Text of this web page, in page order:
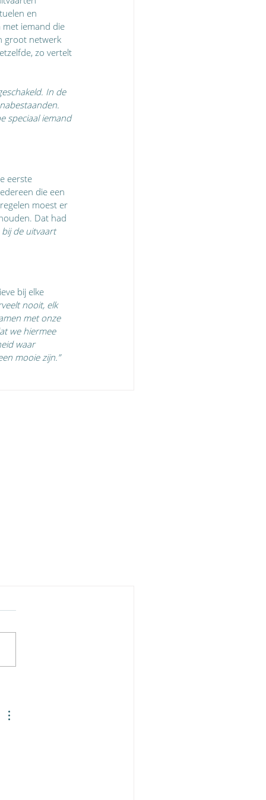
en
iemand die
groot netwerk
zo vertelt
In de
speciaal iemand
eerste
die een
moest er
Dat had
bij de uitvaart
bij elke
nooit, elk
met onze
we hiermee
waar
mooie zijn.”